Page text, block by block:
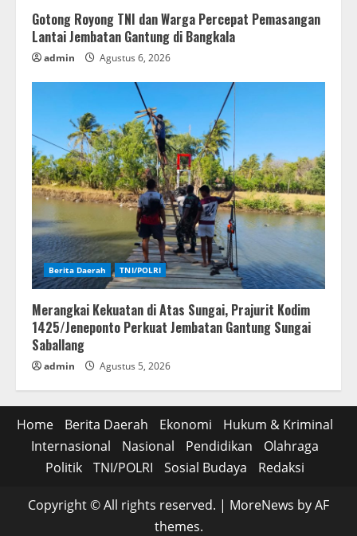
Gotong Royong TNI dan Warga Percepat Pemasangan
Lantai Jembatan Gantung di Bangkala
admin Agustus 6, 2026
Berita Daerah TNI/POLRI
Merangkai Kekuatan di Atas Sungai, Prajurit Kodim
1425/Jeneponto Perkuat Jembatan Gantung Sungai
Saballang
admin Agustus 5, 2026
Home Berita Daerah Ekonomi
Hukum & Kriminal
Internasional
Nasional Pendidikan
Olahraga
Politik
TNI/POLRI Sosial Budaya Redaksi
Copyright © All rights reserved. | MoreNews by AF
themes.